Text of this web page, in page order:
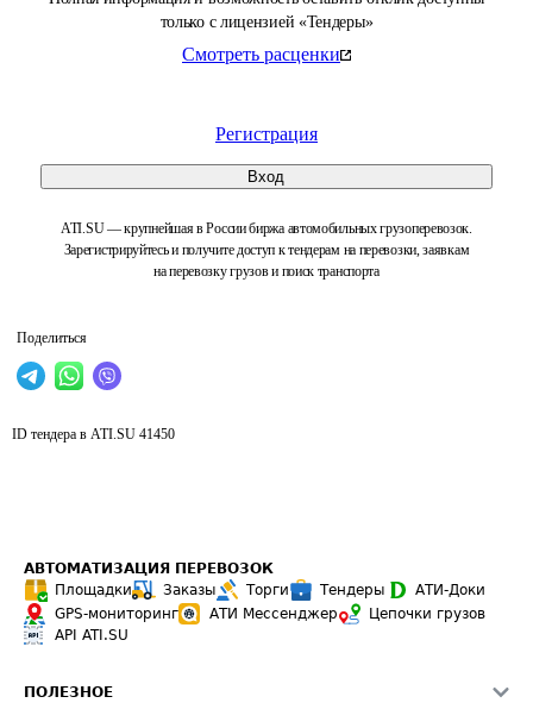
только с лицензией «Тендеры»
Смотреть расценки
Регистрация
Вход
ATI.SU — крупнейшая в России биржа автомобильных грузоперевозок.
Зарегистрируйтесь и получите доступ к тендерам на перевозки, заявкам
на перевозку грузов и поиск транспорта
Поделиться
ID тендера в ATI.SU 41450
АВТОМАТИЗАЦИЯ ПЕРЕВОЗОК
Площадки
Заказы Торги Тендеры
АТИ-Доки
GPS-мониторинг
АТИ Мессенджер
Цепочки грузов
API ATI.SU
ПОЛЕЗНОЕ